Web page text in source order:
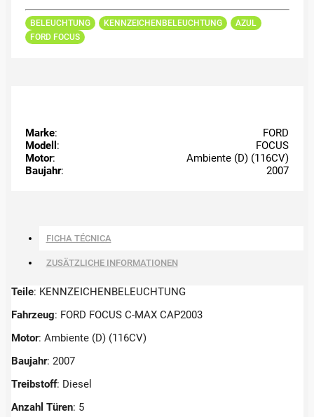
BELEUCHTUNG KENNZEICHENBELEUCHTUNG
AZUL
FORD FOCUS
Marke:
FORD
Modell :
FOCUS
Motor:
Ambiente (D) (116CV)
Baujahr: 2007
FICHA TÉCNICA
ZUSÄTZLICHE INFORMATIONEN
Teile: KENNZEICHENBELEUCHTUNG
Fahrzeug: FORD FOCUS C-MAX CAP2003
Motor: Ambiente (D) (116CV)
Baujahr: 2007
Treibstoff: Diesel
Anzahl Türen: 5